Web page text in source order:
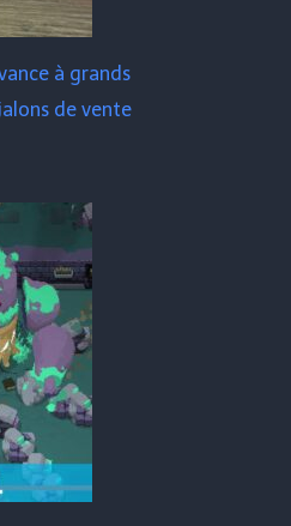
à grands
de vente